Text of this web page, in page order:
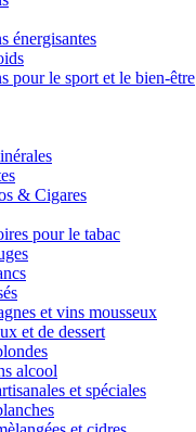
énergisantes
pour le sport et le bien-être
& Cigares
pour le tabac
et vins mousseux
et de dessert
alcool
et spéciales